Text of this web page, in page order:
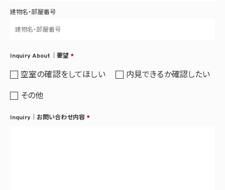
建物名・部屋番号
Inquiry About｜要望 *
空室の確認をしてほしい 内見できるか確認したい
その他
Inquiry｜お問い合わせ内容 *